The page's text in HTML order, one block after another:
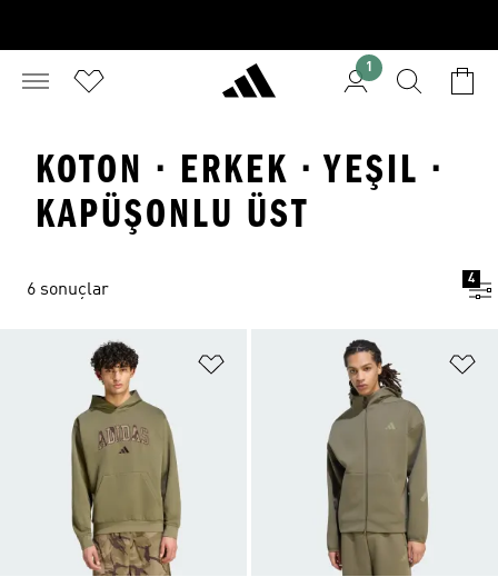
1
KOTON · ERKEK · YEŞIL ·
KAPÜŞONLU ÜST
6 sonuçlar
4
Favori Listesine Ekle